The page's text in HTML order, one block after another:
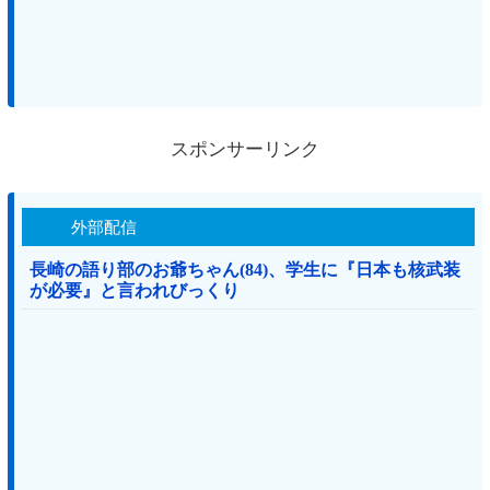
スポンサーリンク
外部配信
長崎の語り部のお爺ちゃん(84)、学生に『日本も核武装
が必要』と言われびっくり